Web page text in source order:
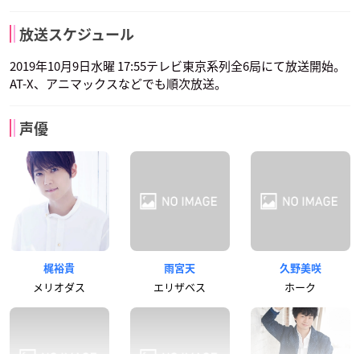
放送スケジュール
2019年10月9日水曜 17:55テレビ東京系列全6局にて放送開始。
AT-X、アニマックスなどでも順次放送。
声優
梶裕貴
メリオダス
雨宮天
エリザベス
久野美咲
ホーク